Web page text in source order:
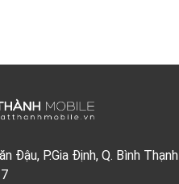
Đậu, P.Gia Định, Q. Bình Thạnh